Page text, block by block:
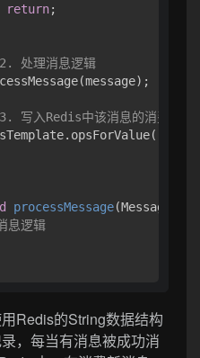
return;
处理消息逻辑
写入Redis中该消息的消费记录
processMessage(MessageExt
息逻辑
Redis的String数据结构
，每当有消息被成功消